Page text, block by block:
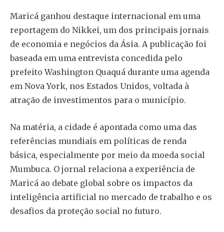
Maricá ganhou destaque internacional em uma
reportagem do Nikkei, um dos principais jornais
de economia e negócios da Ásia. A publicação foi
baseada em uma entrevista concedida pelo
prefeito Washington Quaquá durante uma agenda
em Nova York, nos Estados Unidos, voltada à
atração de investimentos para o município.
Na matéria, a cidade é apontada como uma das
referências mundiais em políticas de renda
básica, especialmente por meio da moeda social
Mumbuca. O jornal relaciona a experiência de
Maricá ao debate global sobre os impactos da
inteligência artificial no mercado de trabalho e os
desafios da proteção social no futuro.